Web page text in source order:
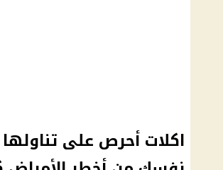
اكلات أحرص على